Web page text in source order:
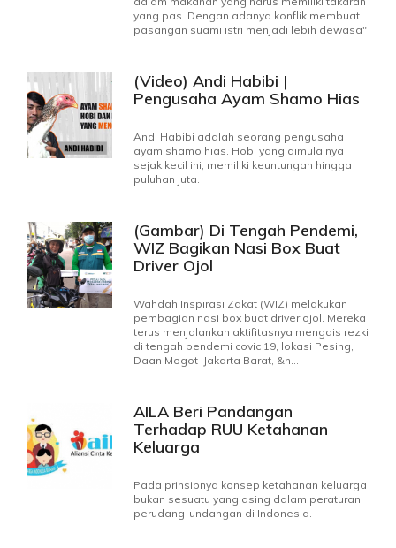
yang pas. Dengan adanya konflik membuat
pasangan suami istri menjadi lebih dewasa"
(Video) Andi Habibi |
Pengusaha Ayam Shamo Hias
Andi Habibi adalah seorang pengusaha
ayam shamo hias. Hobi yang dimulainya
sejak kecil ini, memiliki keuntungan hingga
puluhan juta.
(Gambar) Di Tengah Pendemi,
WIZ Bagikan Nasi Box Buat
Driver Ojol
Wahdah Inspirasi Zakat (WIZ) melakukan
pembagian nasi box buat driver ojol. Mereka
terus menjalankan aktifitasnya mengais rezki
di tengah pendemi covic 19, lokasi Pesing,
Daan Mogot ,Jakarta Barat, &n...
AILA Beri Pandangan
Terhadap RUU Ketahanan
Keluarga
Pada prinsipnya konsep ketahanan keluarga
bukan sesuatu yang asing dalam peraturan
perudang-undangan di Indonesia.